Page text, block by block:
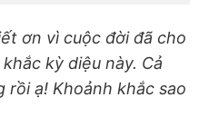
ơn vì cuộc đời đã cho
kỳ diệu này. Cả
ạ! Khoảnh khắc sao